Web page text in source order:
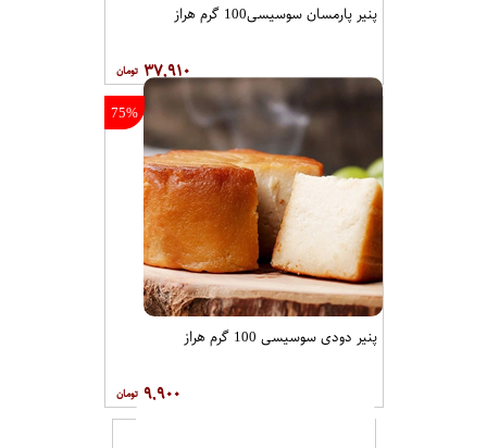
پنیر پارمسان سوسیسی100 گرم هراز
۳۷,۹۱۰
75%
پنیر دودی سوسیسی 100 گرم هراز
۹,۹۰۰